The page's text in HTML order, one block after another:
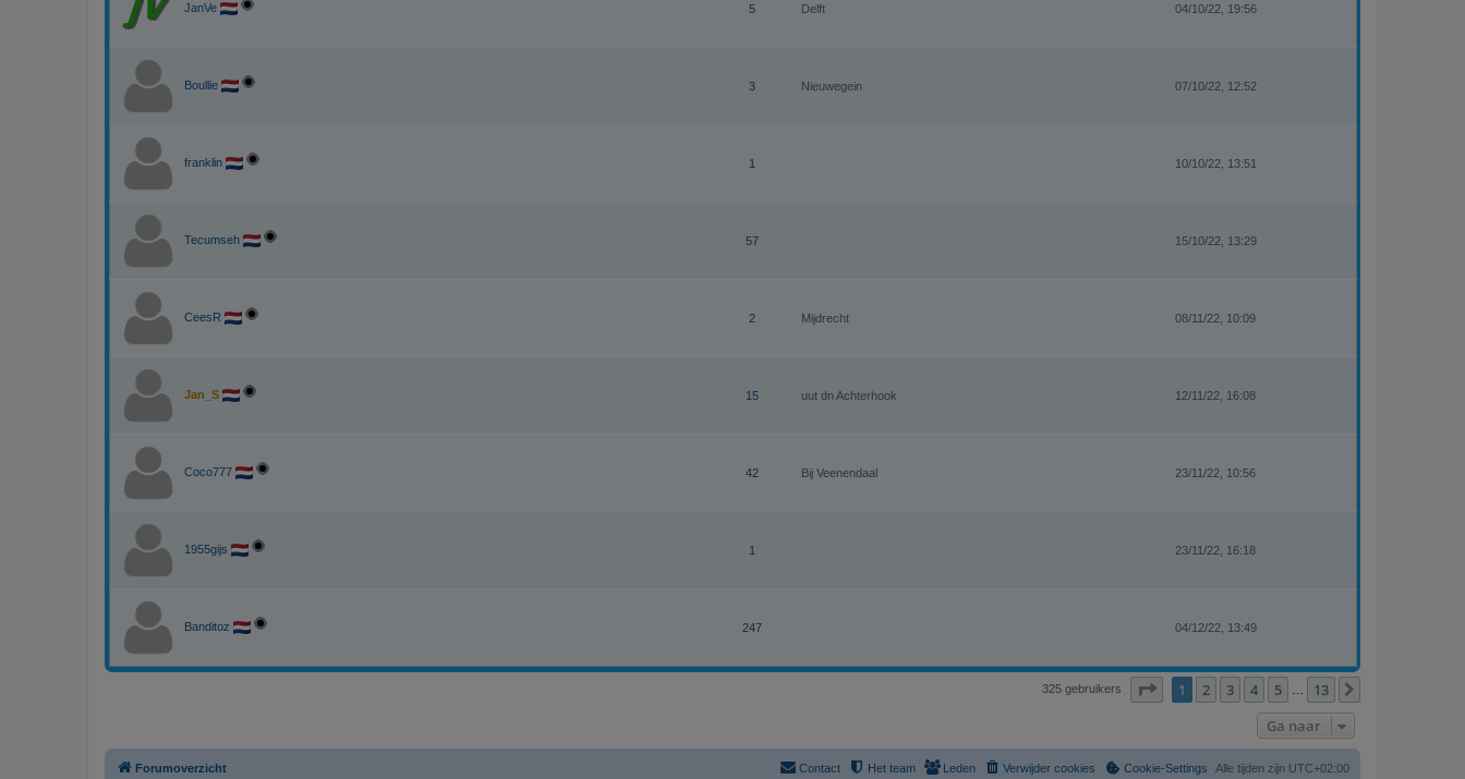
JanVe 5 Delft 04/10/22, 19:56
Boullie 3 Nieuwegein 07/10/22, 12:52
franklin 1 10/10/22, 13:51
Tecumseh 57 15/10/22, 13:29
CeesR 2 Mijdrecht 08/11/22, 10:09
Jan_S 15 uut dn Achterhook 12/11/22, 16:08
Coco777 42 Bij Veenendaal 23/11/22, 10:56
1955gijs 1 23/11/22, 16:18
Banditoz 247 04/12/22, 13:49
325 gebruikers Pagina1 van 13
1 2 3 4 5 13
Ga naar
Forumoverzicht Alle tijden zijn UTC+02:00
Cookie-Settings
Verwijder cookies
Leden
Het team
Contact